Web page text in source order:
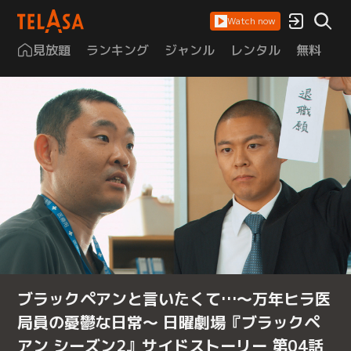
Watch now
見放題 ランキング ジャンル レンタル 無料
ブラックペアンと言いたくて…～万年ヒラ医
局員の憂鬱な日常～ 日曜劇場『ブラックペ
アン シーズン2』サイドストーリー 第04話